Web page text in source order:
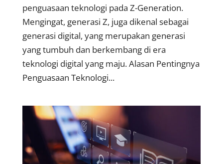
penguasaan teknologi pada Z-Generation.
Mengingat, generasi Z, juga dikenal sebagai
generasi digital, yang merupakan generasi
yang tumbuh dan berkembang di era
teknologi digital yang maju. Alasan Pentingnya
Penguasaan Teknologi...